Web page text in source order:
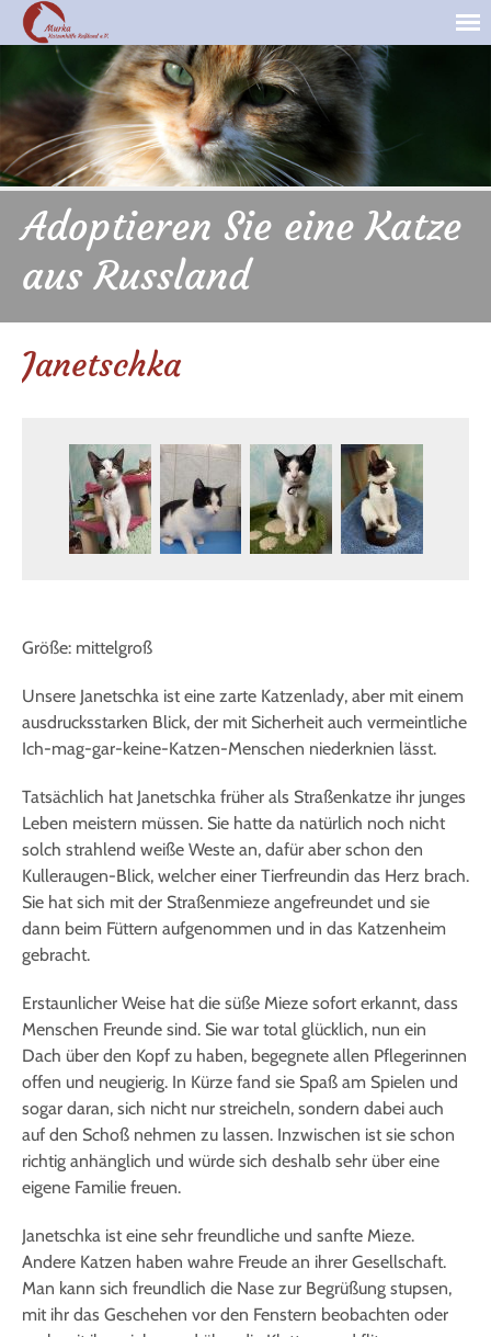
Adoptieren Sie eine Katze
aus Russland
Janetschka
Größe: mittelgroß
Unsere Janetschka ist eine zarte Katzenlady, aber mit einem
ausdrucksstarken Blick, der mit Sicherheit auch vermeintliche
Ich-mag-gar-keine-Katzen-Menschen niederknien lässt.
Tatsächlich hat Janetschka früher als Straßenkatze ihr junges
Leben meistern müssen. Sie hatte da natürlich noch nicht
solch strahlend weiße Weste an, dafür aber schon den
Kulleraugen-Blick, welcher einer Tierfreundin das Herz brach.
Sie hat sich mit der Straßenmieze angefreundet und sie
dann beim Füttern aufgenommen und in das Katzenheim
gebracht.
Erstaunlicher Weise hat die süße Mieze sofort erkannt, dass
Menschen Freunde sind. Sie war total glücklich, nun ein
Dach über den Kopf zu haben, begegnete allen Pflegerinnen
offen und neugierig. In Kürze fand sie Spaß am Spielen und
sogar daran, sich nicht nur streicheln, sondern dabei auch
auf den Schoß nehmen zu lassen. Inzwischen ist sie schon
richtig anhänglich und würde sich deshalb sehr über eine
eigene Familie freuen.
Janetschka ist eine sehr freundliche und sanfte Mieze.
Andere Katzen haben wahre Freude an ihrer Gesellschaft.
Man kann sich freundlich die Nase zur Begrüßung stupsen,
mit ihr das Geschehen vor den Fenstern beobachten oder